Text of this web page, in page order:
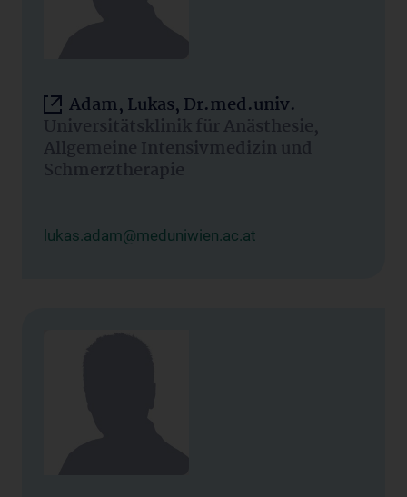
Adam, Lukas, Dr.med.univ.
Universitätsklinik für Anästhesie,
Allgemeine Intensivmedizin und
Schmerztherapie
lukas.adam@meduniwien.ac.at